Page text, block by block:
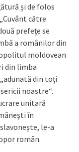
și de folos
către
prefețe se
a românilor din
moldovean
din limba
din toți
noastre“.
unitară
în
le-a
român.